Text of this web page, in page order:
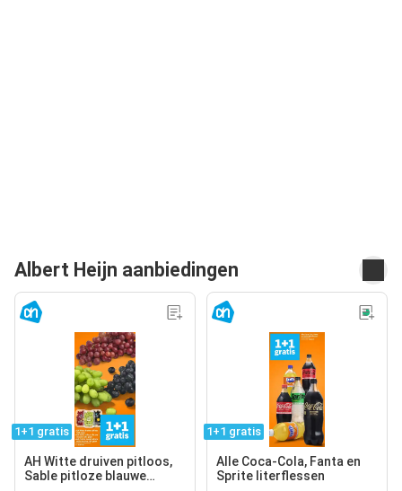
Albert Heijn aanbiedingen
1+1 gratis
AH Witte druiven pitloos,
Sable pitloze blauwe
1+1 gratis
Alle Coca-Cola, Fanta en
Sprite literflessen